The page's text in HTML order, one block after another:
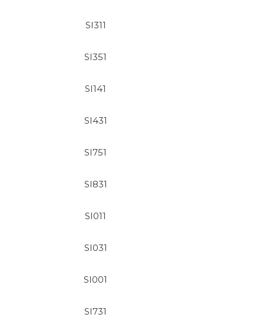
SI311
SI351
SI141
SI431
SI751
SI831
SI011
SI031
SI001
SI731